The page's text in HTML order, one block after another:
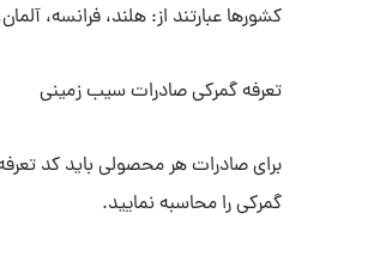
کشورها عبارتند از: هلند، فرانسه،
تعرفه گمرکی صادرات سیب زمینی
گمرکی را محاسبه نمایید.